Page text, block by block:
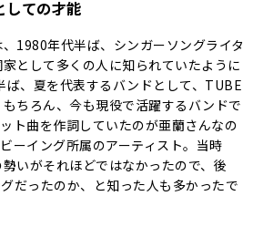
ての才能
1980年代半ば、シンガーソングライタ
として多くの人に知られていたように
ば、夏を代表するバンドとして、TUBE
ちろん、今も現役で活躍するバンドで
ト曲を作詞していたのが亜蘭さんなの
ーイング所属のアーティスト。当時
いがそれほどではなかったので、後
だったのか、と知った人も多かったで